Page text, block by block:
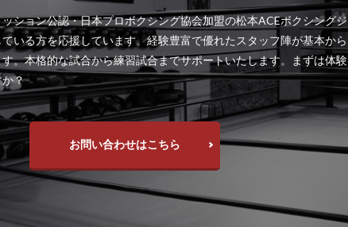
ション公認・日本プロボクシング協会加盟の松本ACEボクシングジ
いる方を応援しています。経験豊富で優れたスタッフ陣が基本から
。本格的な試合から練習試合までサポートいたします。まずは体験
？
お問い合わせはこちら